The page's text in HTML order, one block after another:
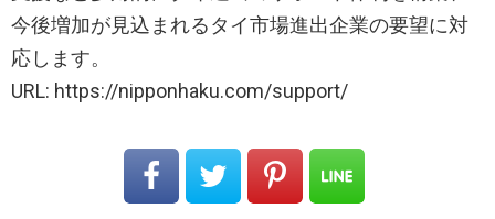
今後増加が見込まれるタイ市場進出企業の要望に対
応します。
URL: https://nipponhaku.com/support/